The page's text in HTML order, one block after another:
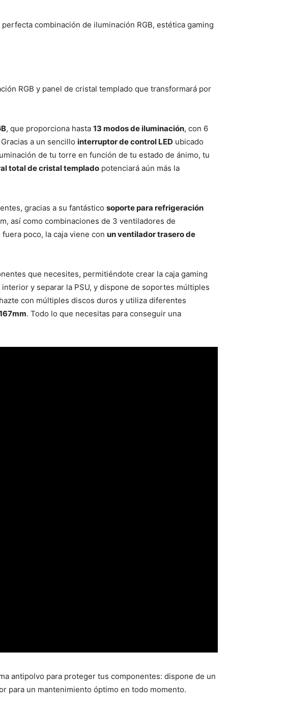
perfecta combinación de iluminación RGB, estética gaming
RGB y panel de cristal templado que transformará por
, que proporciona hasta 13 modos de iluminación, con 6
a un sencillo interruptor de control LED ubicado
de tu torre en función de tu estado de ánimo, tu
total de cristal templado potenciará aún más la
gracias a su fantástico soporte para refrigeración
así como combinaciones de 3 ventiladores de
poco, la caja viene con un ventilador trasero de
que necesites, permitiéndote crear la caja gaming
y separar la PSU, y dispone de soportes múltiples
con múltiples discos duros y utiliza diferentes
. Todo lo que necesitas para conseguir una
antipolvo para proteger tus componentes: dispone de un
para un mantenimiento óptimo en todo momento.